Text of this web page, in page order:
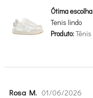
Ótima escolha
Tenis lindo
Produto:Tênis
Rosa M. 01/06/2026